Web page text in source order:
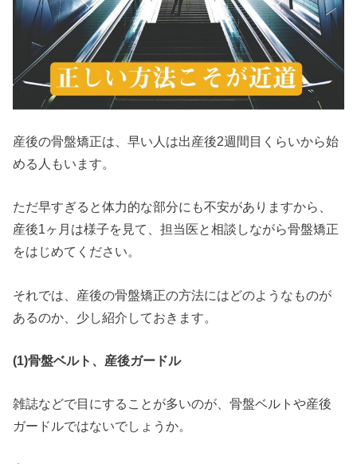
産後の骨盤矯正は、早い人は出産後2週間目くらいから始
める人もいます。
ただ早すぎると体力的な部分にも不安がありますから、
産後1ヶ月は様子を見て、担当医と相談しながら骨盤矯正
をはじめてください。
それでは、産後の骨盤矯正の方法にはどのようなものが
あるのか、少し紹介しておきます。
(1)骨盤ベルト、産後ガードル
雑誌などで目にすることが多いのが、骨盤ベルトや産後
ガードルではないでしょうか。